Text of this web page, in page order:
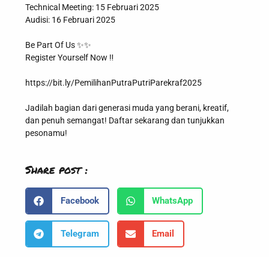
Technical Meeting: 15 Februari 2025
Audisi: 16 Februari 2025
Be Part Of Us ✨✨
Register Yourself Now ‼️
https://bit.ly/PemilihanPutraPutriParekraf2025
Jadilah bagian dari generasi muda yang berani, kreatif,
dan penuh semangat! Daftar sekarang dan tunjukkan
pesonamu!
Share post :
Facebook WhatsApp
Telegram Email